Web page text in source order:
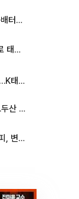
‘한국판 IRA’ 베일 벗었지만…반도체·배터리 업계 “시행령이 관건”
서경덕 교수, 김희철도 분노한 거꾸로 태극기⋯"엉터리는 아냐, 아쉬울 뿐"
美 폴리실리콘 ‘가격 하한선’ 세웠다…K태양광 수혜 기대
SK실트론 팔고도 8년간 성과 공유…두산 인수대금 2.3조가 끝 아냐
블룸버그 “레버리지 거품 빠진 코스피, 변동성 최악 국면 지났을 가능성”